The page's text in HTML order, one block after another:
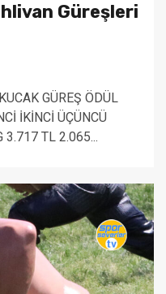
Güreşleri
GÜREŞ ÖDÜL
İKİNCİ ÜÇÜNCÜ
3.717 TL 2.065...